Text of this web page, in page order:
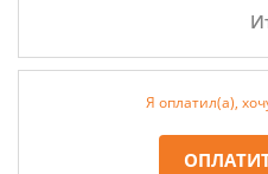
Я оплатил(а),